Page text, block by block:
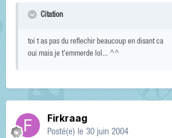
Citation
toi t as pas du reflechir beaucoup en disant ca
oui mais je t'emmerde lol... ^^
Firkraag
Posté(e) le 30 juin 2004